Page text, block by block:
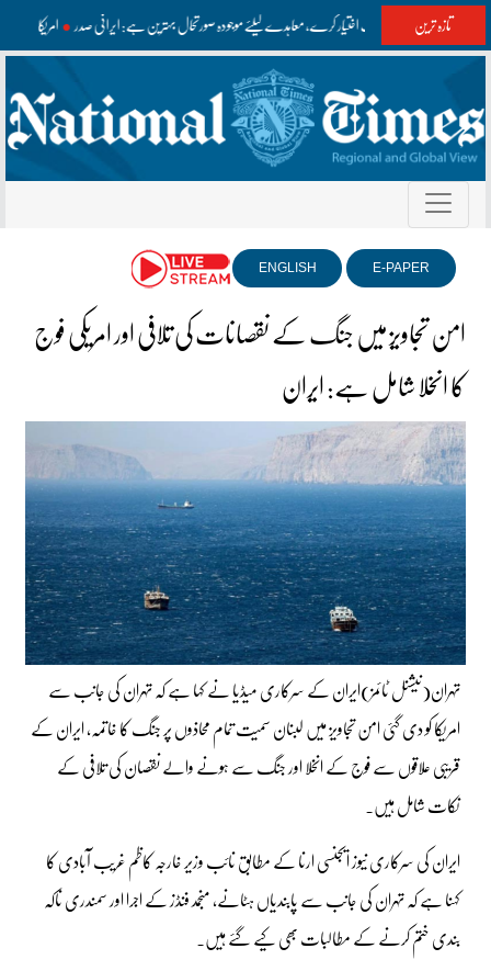
تازہ ترین امریکا مفاہمت اختیار کرے، معاہدے کیلئے موجودہ صورتحال بہترین ہے: ایرانی صدر امریکا
E-PAPER
ENGLISH
امن تجاویز میں جنگ کے نقصانات کی تلافی اور امریکی فوج
کا انخلا شامل ہے: ایران
تہران(نیشنل ٹائمز)ایران کے سرکاری میڈیا نے کہا ہے کہ تہران کی جانب سے
امریکا کو دی گئی امن تجاویز میں لبنان سمیت تمام محاذوں پر جنگ کا خاتمہ، ایران کے
قریبی علاقوں سے فوج کے انخلا اور جنگ سے ہونے والے نقصان کی تلافی کے
نکات شامل ہیں۔
ایران کی سرکاری نیوز ایجنسی ارنا کے مطابق نائب وزیر خارجہ کاظم غریب آبادی کا
کہنا ہے کہ تہران کی جانب سے پابندیاں ہٹانے، منجمد فنڈز کے اجرا اور سمندری ناکہ
بندی ختم کرنے کے مطالبات بھی کیے گئے ہیں۔